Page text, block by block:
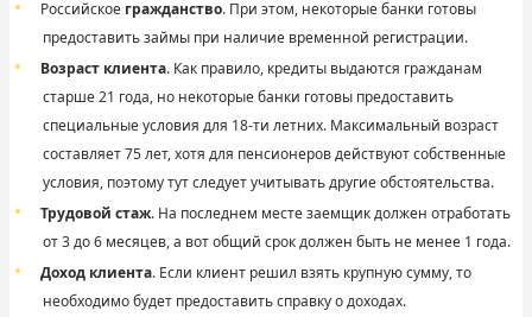
Российское гражданство. При этом, некоторые банки готовы
предоставить займы при наличие временной регистрации.
Возраст клиента. Как правило, кредиты выдаются гражданам
старше 21 года, но некоторые банки готовы предоставить
специальные условия для 18-ти летних. Максимальный возраст
составляет 75 лет, хотя для пенсионеров действуют собственные
условия, поэтому тут следует учитывать другие обстоятельства.
Трудовой стаж. На последнем месте заемщик должен отработать
от 3 до 6 месяцев, а вот общий срок должен быть не менее 1 года.
Доход клиента. Если клиент решил взять крупную сумму, то
необходимо будет предоставить справку о доходах.